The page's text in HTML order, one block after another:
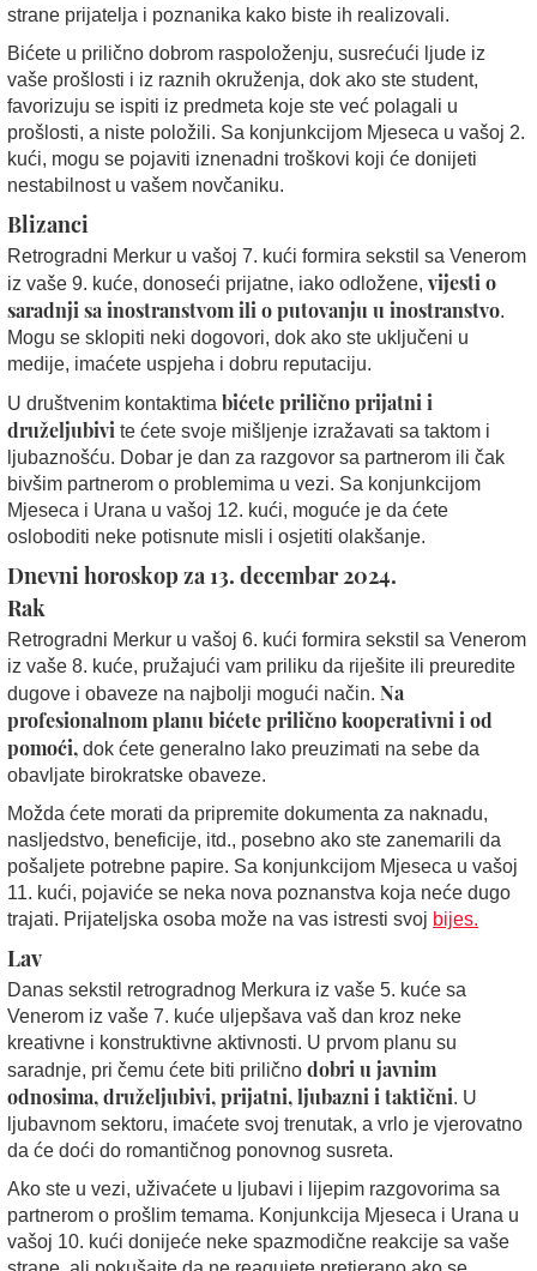
strane prijatelja i poznanika kako biste ih realizovali.
Bićete u prilično dobrom raspoloženju, susrećući ljude iz
vaše prošlosti i iz raznih okruženja, dok ako ste student,
favorizuju se ispiti iz predmeta koje ste već polagali u
prošlosti, a niste položili. Sa konjunkcijom Mjeseca u vašoj 2.
kući, mogu se pojaviti iznenadni troškovi koji će donijeti
nestabilnost u vašem novčaniku.
Blizanci
Retrogradni Merkur u vašoj 7. kući formira sekstil sa Venerom
iz vaše 9. kuće, donoseći prijatne, iako odložene, vijesti o
saradnji sa inostranstvom ili o putovanju u inostranstvo.
Mogu se sklopiti neki dogovori, dok ako ste uključeni u
medije, imaćete uspjeha i dobru reputaciju.
U društvenim kontaktima bićete prilično prijatni i
druželjubivi te ćete svoje mišljenje izražavati sa taktom i
ljubaznošću. Dobar je dan za razgovor sa partnerom ili čak
bivšim partnerom o problemima u vezi. Sa konjunkcijom
Mjeseca i Urana u vašoj 12. kući, moguće je da ćete
osloboditi neke potisnute misli i osjetiti olakšanje.
Dnevni horoskop za 13. decembar 2024.
Rak
Retrogradni Merkur u vašoj 6. kući formira sekstil sa Venerom
iz vaše 8. kuće, pružajući vam priliku da riješite ili preuredite
dugove i obaveze na najbolji mogući način. Na
profesionalnom planu bićete prilično kooperativni i od
pomoći, dok ćete generalno lako preuzimati na sebe da
obavljate birokratske obaveze.
Možda ćete morati da pripremite dokumenta za naknadu,
nasljedstvo, beneficije, itd., posebno ako ste zanemarili da
pošaljete potrebne papire. Sa konjunkcijom Mjeseca u vašoj
11. kući, pojaviće se neka nova poznanstva koja neće dugo
trajati. Prijateljska osoba može na vas istresti svoj bijes.
Lav
Danas sekstil retrogradnog Merkura iz vaše 5. kuće sa
Venerom iz vaše 7. kuće uljepšava vaš dan kroz neke
kreativne i konstruktivne aktivnosti. U prvom planu su
saradnje, pri čemu ćete biti prilično dobri u javnim
odnosima, druželjubivi, prijatni, ljubazni i taktični. U
ljubavnom sektoru, imaćete svoj trenutak, a vrlo je vjerovatno
da će doći do romantičnog ponovnog susreta.
Ako ste u vezi, uživaćete u ljubavi i lijepim razgovorima sa
partnerom o prošlim temama. Konjunkcija Mjeseca i Urana u
vašoj 10. kući donijeće neke spazmodične reakcije sa vaše